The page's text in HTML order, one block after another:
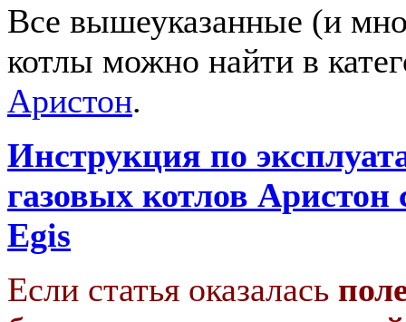
Все вышеуказанные (и
котлы можно найти в
Аристон.
Инструкция по
газовых котлов Аристон
Egis
Если статья оказалась